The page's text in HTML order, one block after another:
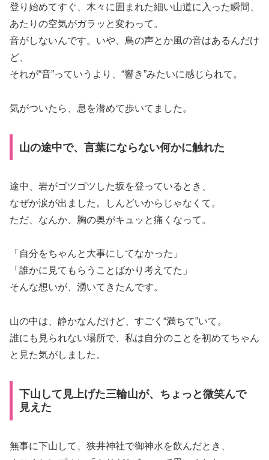
登り始めてすぐ、木々に囲まれた細い山道に入った瞬間、
あたりの空気がガラッと変わって。
音がしないんです。いや、鳥の声とか風の音はあるんだけ
ど、
それが“音”っていうより、“響き”みたいに感じられて。
気がついたら、息を潜めて歩いてました。
山の途中で、言葉にならない何かに触れた
途中、岩がゴツゴツした坂を登っているとき、
なぜか涙が出ました。しんどいからじゃなくて。
ただ、なんか、胸の奥がキュッと痛くなって。
「自分をちゃんと大事にしてなかった」
「誰かに見てもらうことばかり考えてた」
そんな想いが、湧いてきたんです。
山の中は、静かなんだけど、すごく“満ちて”いて。
誰にも見られない場所で、私は自分のことを初めてちゃん
と見た気がしました。
下山して見上げた三輪山が、ちょっと微笑んで
見えた
無事に下山して、狭井神社で御神水を飲んだとき、